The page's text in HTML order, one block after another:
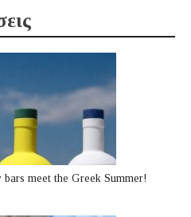
meet the Greek Summer!